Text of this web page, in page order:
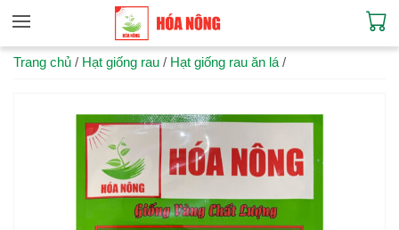
Trang chủ / Hạt giống rau / Hạt giống rau ăn lá /